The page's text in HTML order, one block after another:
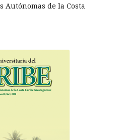
Autónomas de la Costa